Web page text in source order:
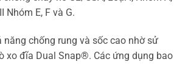
Nhóm E, F và G.
năng chống rung và sốc cao nhờ sử
xo đĩa Dual Snap®. Các ứng dụng bao